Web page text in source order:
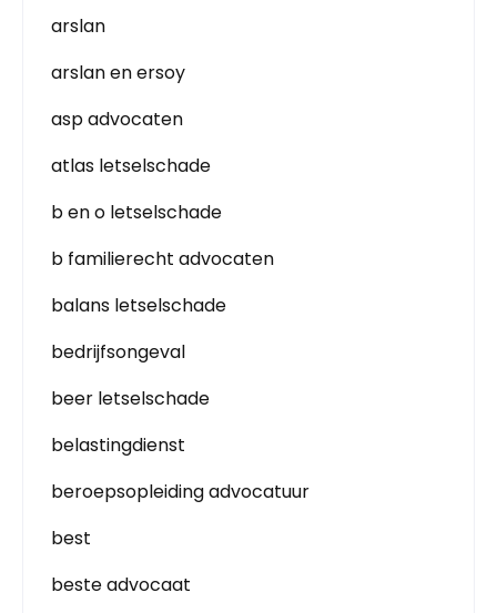
arslan
arslan en ersoy
asp advocaten
atlas letselschade
b en o letselschade
b familierecht advocaten
balans letselschade
bedrijfsongeval
beer letselschade
belastingdienst
beroepsopleiding advocatuur
best
beste advocaat